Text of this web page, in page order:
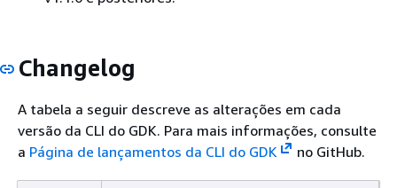
Changelog
A tabela a seguir descreve as alterações em cada
versão da CLI do GDK. Para mais informações, consulte
a Página de lançamentos da CLI do GDK no GitHub.